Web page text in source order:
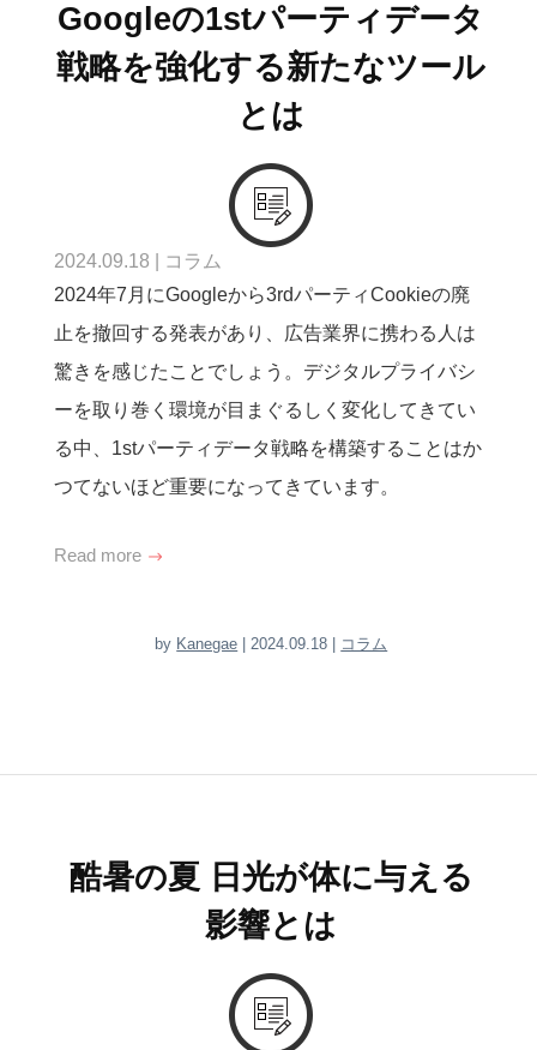
Googleの1stパーティデータ
戦略を強化する新たなツール
とは
2024.09.18
コラム
2024年7月にGoogleから3rdパーティCookieの廃
止を撤回する発表があり、広告業界に携わる人は
驚きを感じたことでしょう。デジタルプライバシ
ーを取り巻く環境が目まぐるしく変化してきてい
る中、1stパーティデータ戦略を構築することはか
つてないほど重要になってきています。
Read more
by Kanegae | 2024.09.18 | コラム
酷暑の夏 日光が体に与える
影響とは